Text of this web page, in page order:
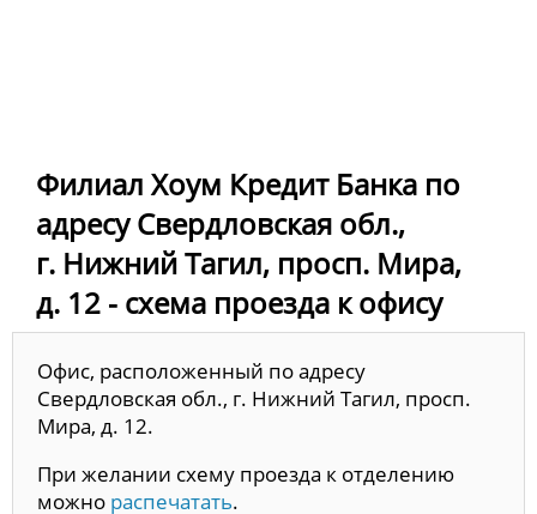
Филиал Хоум Кредит Банка по
адресу Свердловская обл.,
г. Нижний Тагил, просп. Мира,
д. 12 - схема проезда к офису
Офис, расположенный по адресу
Свердловская обл., г. Нижний Тагил, просп.
Мира, д. 12.
При желании схему проезда к отделению
можно распечатать.